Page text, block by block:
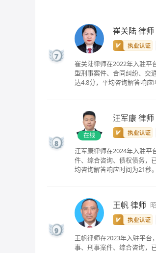
7
崔关陆律师
崔关陆律师在2022年入驻平
型刑事案件、合同纠纷、交
达4.8分，平均咨询解答响应
8
在线
汪军康律师
汪军康律师在2024年入驻平
件、综合咨询、债权债务，
均咨询解答响应时间为21秒
9
王帆律师
王帆律师在2023年入驻平台
事、刑事案件、综合咨询，